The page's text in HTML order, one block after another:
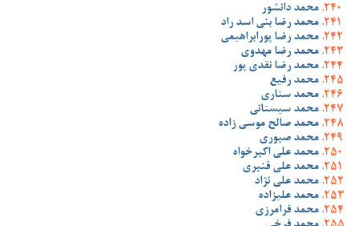
محمد دانشور
محمد رضا بنی اسد راد
محمد رضا پورابراهیمی
محمد رضا مهدوی
محمد رضا نقدی پور
محمد رفیع
محمد ستاری
محمد سیستانی
محمد صالح موسی زاده
محمد صبوری
محمد علی اکبرخواه
محمد علی قنبری
محمد علی نژاد
محمد علیزاده
محمد فرامرزی